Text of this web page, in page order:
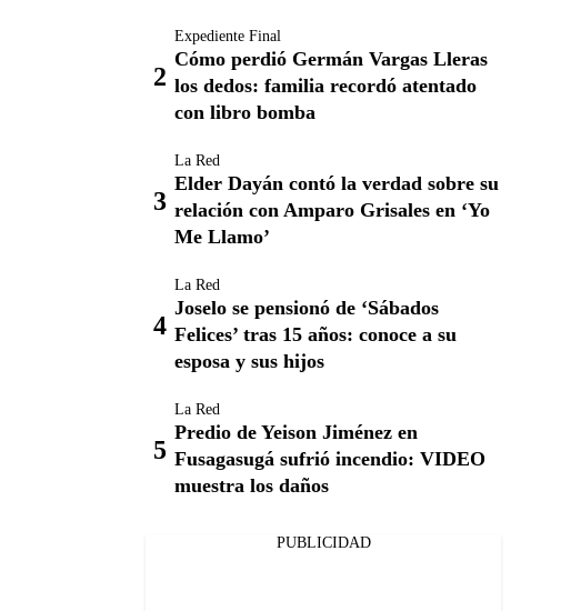
Expediente Final
Cómo perdió Germán Vargas Lleras
los dedos: familia recordó atentado
con libro bomba
La Red
Elder Dayán contó la verdad sobre su
relación con Amparo Grisales en ‘Yo
Me Llamo’
La Red
Joselo se pensionó de ‘Sábados
Felices’ tras 15 años: conoce a su
esposa y sus hijos
La Red
Predio de Yeison Jiménez en
Fusagasugá sufrió incendio: VIDEO
muestra los daños
PUBLICIDAD